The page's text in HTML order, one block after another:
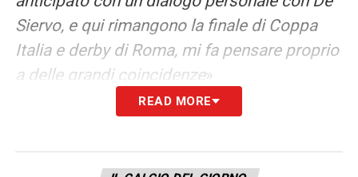
Siervo, e qui rimangono la finale di Coppa
Italia e derby di Roma, mi fa pensare proprio
a delle grandi coincidenze»
ANCORA SUL DERBY– «Come diceva
peccato ma qualche volta non ci si sbaglia….
READ MORE